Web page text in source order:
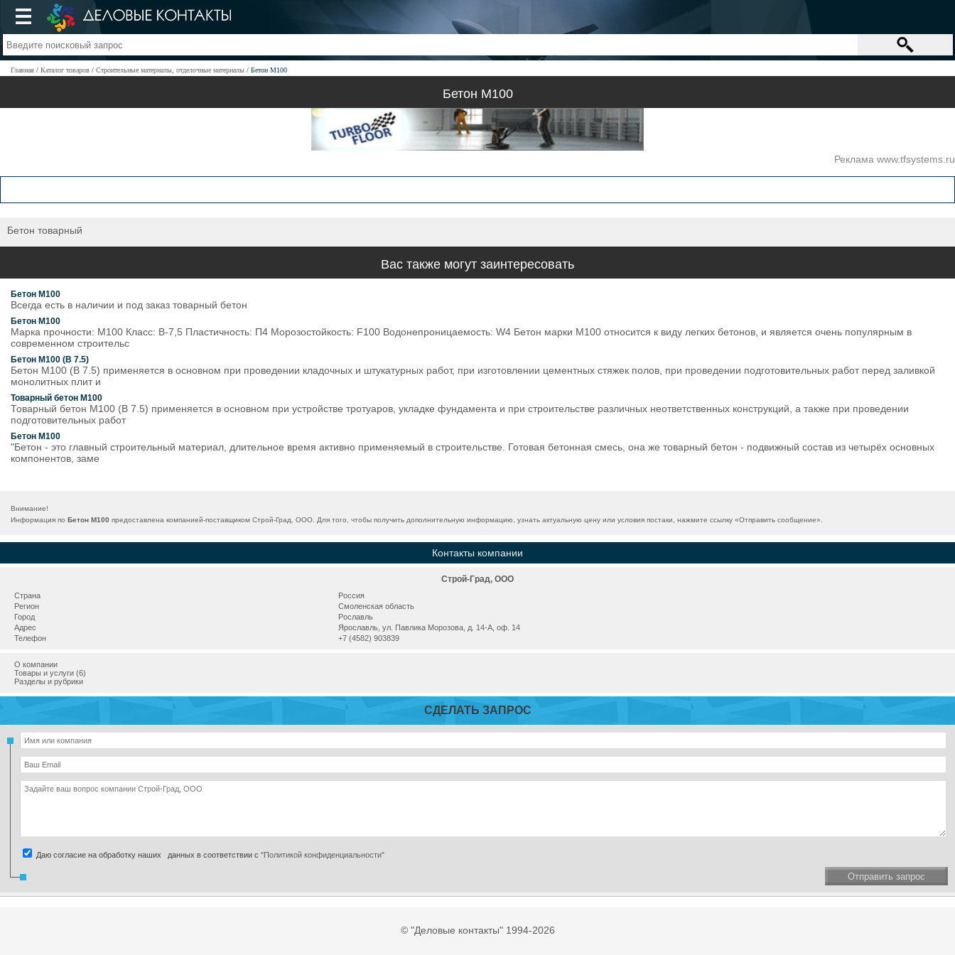
Главная Каталог товаров Строительные материалы, отделочные материалы Бетон М100
Бетон М100
Реклама www.tfsystems.ru
Бетон товарный
Вас также могут заинтересовать
Бетон М100
Всегда есть в наличии и под заказ товарный бетон
Бетон М100
Марка прочности: М100 Класс: В-7,5 Пластичность: П4 Морозостойкость: F100 Водонепроницаемость: W4 Бетон марки М100 относится к виду легких бетонов, и является очень популярным в
современном строительс
Бетон М100 (В 7.5)
Бетон М100 (В 7.5) применяется в основном при проведении кладочных и штукатурных работ, при изготовлении цементных стяжек полов, при проведении подготовительных работ перед заливкой
монолитных плит и
Товарный бетон М100
Товарный бетон М100 (В 7.5) применяется в основном при устройстве тротуаров, укладке фундамента и при строительстве различных неответственных конструкций, а также при проведении
подготовительных работ
Бетон М100
"Бетон - это главный строительный материал, длительное время активно применяемый в строительстве. Готовая бетонная смесь, она же товарный бетон - подвижный состав из четырёх основных
компонентов, заме
Внимание!
Информация по Бетон М100 предоставлена компанией-поставщиком Строй-Град, ООО. Для того, чтобы получить дополнительную информацию, узнать актуальную цену или условия постаки, нажмите ссылку «Отправить сообщение».
Контакты компании
Строй-Град, ООО
Страна
Россия
Регион
Смоленская область
Город
Рославль
Адрес
Ярославль, ул. Павлика Морозова, д. 14-А, оф. 14
Телефон
+7 (4582) 903839
О компании
Товары и услуги (6)
Разделы и рубрики
СДЕЛАТЬ ЗАПРОС
Даю согласие на обработку наших данных в соответствии с "Политикой конфиденциальности"
Отправить запрос
© "Деловые контакты" 1994-2026